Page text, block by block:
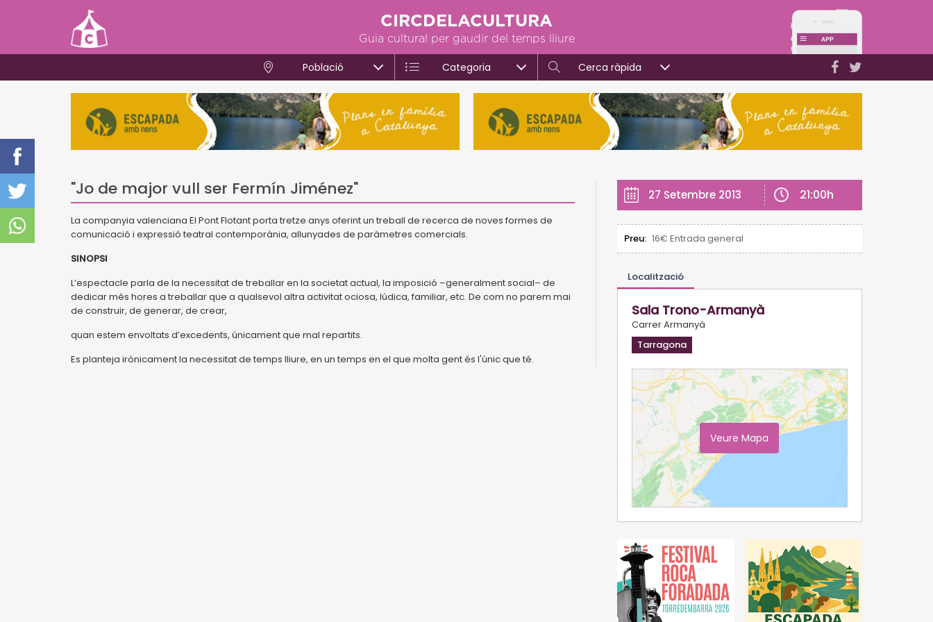
CIRCDELACULTURA
Guia cultural per gaudir del temps lliure
Població Categoria Cerca ràpida
"Jo de major vull ser Fermín Jiménez"
La companyia valenciana El Pont Flotant porta tretze anys oferint un treball de recerca de noves formes de
comunicació i expressió teatral contemporània, allunyades de paràmetres comercials.
SINOPSI
L’espectacle parla de la necessitat de treballar en la societat actual, la imposició –generalment social– de
dedicar més hores a treballar que a qualsevol altra activitat ociosa, lúdica, familiar, etc. De com no parem mai
de construir, de generar, de crear,
quan estem envoltats d’excedents, únicament que mal repartits.
Es planteja irònicament la necessitat de temps lliure, en un temps en el que molta gent és l'únic que té.
27 Setembre 2013 21:00h
Preu: 16€ Entrada general
Localització
Sala Trono-Armanyà
Carrer Armanyà
Tarragona
Veure Mapa